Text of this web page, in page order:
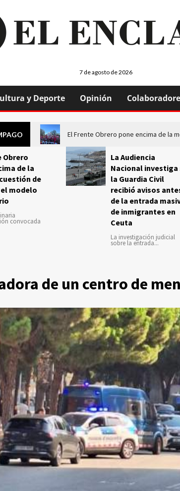
7 de agosto de 2026
y Deporte Opinión
El Frente Obrero pone encima de la
Obrero
de la
de
modelo
convocada
La Audiencia
Nacional investiga
la Guardia Civil
recibió avisos
de la entrada
de inmigrantes en
Ceuta
La investigación judicial
sobre la entrada...
de un centro de